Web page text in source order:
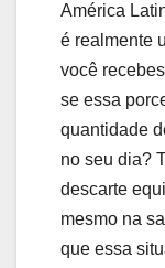
América
é realmente
você
se essa
quantidade
no seu dia?
descarte
mesmo na
que essa